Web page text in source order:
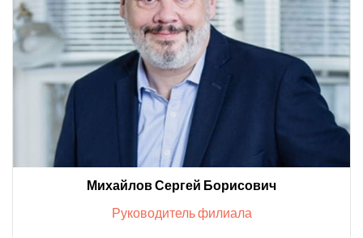
Михайлов Сергей Борисович
Руководитель филиала